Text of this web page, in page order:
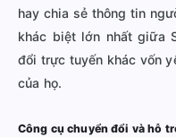
hay chia sẻ thông tin
khác biệt lớn nhất giữa
đổi trực tuyến khác vốn
của họ.
Công cụ chuyển đổi và hỗ